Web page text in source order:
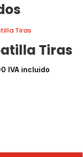
Tiras
IVA incluido